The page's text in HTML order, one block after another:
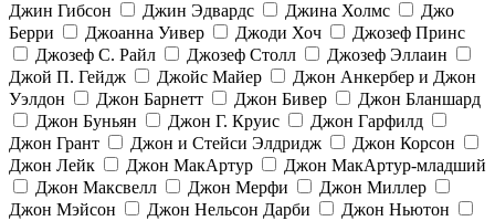
Джин Гибсон
Джин Эдвардс Джина Холмс
Джо
Берри
Джоанна Уивер Джоди Хоч
Джозеф Принс
Джозеф С. Райл
Джозеф Столл
Джозеф Эллаин
Джой П. Гейдж
Джойс Майер
Джон Анкербер и Джон
Уэлдон
Джон Барнетт Джон Бивер
Джон Бланшард
Джон Буньян
Джон Г. Круис
Джон Гарфилд
Джон Грант
Джон и Стейси Элдридж
Джон Корсон
Джон Лейк
Джон МакАртур
Джон МакАртур-младший
Джон Максвелл
Джон Мерфи
Джон Миллер
Джон Мэйсон
Джон Нельсон Дарби
Джон Ньютон